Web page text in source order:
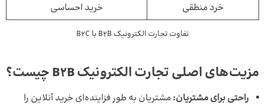
خرد منطقی
خرید احساسی
تفاوت تجارت الکترونیک B2B با B2C
مزیت‌های اصلی تجارت الکترونیک B2B چیست؟
راحتی برای مشتریان:مشتریان به طور فزاینده‌ای خرید آنلاین را